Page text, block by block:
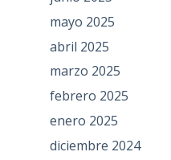
mayo 2025
abril 2025
marzo 2025
febrero 2025
enero 2025
diciembre 2024